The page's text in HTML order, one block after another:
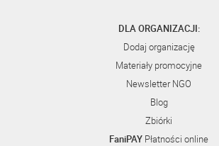
DLA ORGANIZACJI:
Dodaj organizację
Materiały promocyjne
Newsletter NGO
Blog
Zbiórki
FaniPAY Płatności online